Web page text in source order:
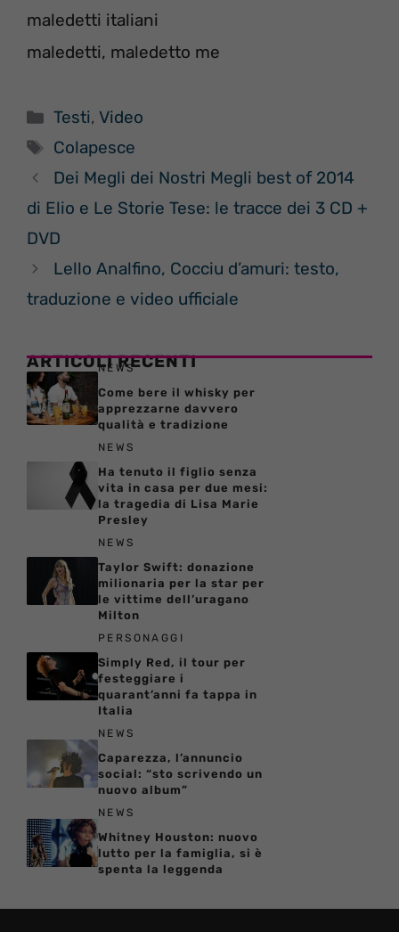
maledetti italiani
maledetti, maledetto me
Categorie
Testi,Video
Tag
Colapesce
Dei Megli dei Nostri Megli best of 2014
di Elio e Le Storie Tese: le tracce dei 3 CD +
DVD
Lello Analfino, Cocciu d’amuri: testo,
traduzione e video ufficiale
ARTICOLI RECENTI
NEWS
Come bere il whisky per
apprezzarne davvero
qualità e tradizione
NEWS
Ha tenuto il figlio senza
vita in casa per due mesi:
la tragedia di Lisa Marie
Presley
NEWS
Taylor Swift: donazione
milionaria per la star per
le vittime dell’uragano
Milton
PERSONAGGI
Simply Red, il tour per
festeggiare i
quarant’anni fa tappa in
Italia
NEWS
Caparezza, l’annuncio
social: “sto scrivendo un
nuovo album”
NEWS
Whitney Houston: nuovo
lutto per la famiglia, si è
spenta la leggenda